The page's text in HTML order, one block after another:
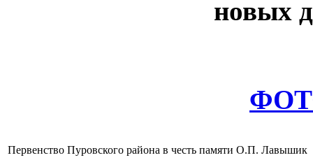
новых
Первенство Пуровского района в честь памяти О.П. Лавышик